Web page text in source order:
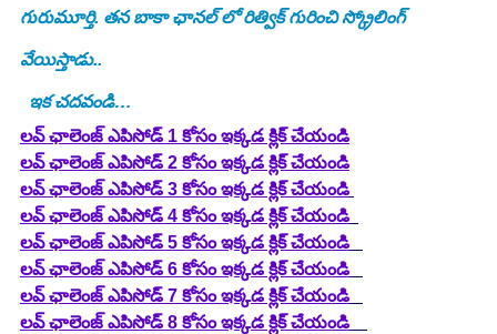
గురుమూర్తి. తన బాకా ఛానల్ లో రిత్విక్ గురించి స్క్రోలింగ్
వేయిస్తాడు..
  ఇక చదవండి…
లవ్ ఛాలెంజ్ ఎపిసోడ్ 1 కోసం ఇక్కడ క్లిక్ చేయండి
లవ్ ఛాలెంజ్ ఎపిసోడ్ 2 కోసం ఇక్కడ క్లిక్ చేయండి
లవ్ ఛాలెంజ్ ఎపిసోడ్ 3 కోసం ఇక్కడ క్లిక్ చేయండి
లవ్ ఛాలెంజ్ ఎపిసోడ్ 4 కోసం ఇక్కడ క్లిక్ చేయండి
లవ్ ఛాలెంజ్ ఎపిసోడ్ 5 కోసం ఇక్కడ క్లిక్ చేయండి
లవ్ ఛాలెంజ్ ఎపిసోడ్ 6 కోసం ఇక్కడ క్లిక్ చేయండి
లవ్ ఛాలెంజ్ ఎపిసోడ్ 7 కోసం ఇక్కడ క్లిక్ చేయండి
లవ్ ఛాలెంజ్ ఎపిసోడ్ 8 కోసం ఇక్కడ క్లిక్ చేయండి